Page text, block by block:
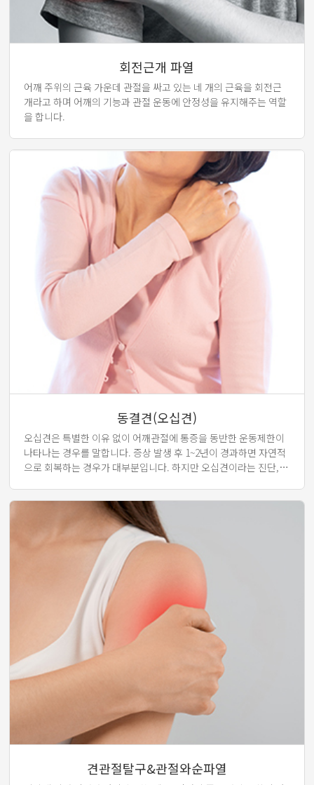
회전근개 파열
어깨 주위의 근육 가운데 관절을 싸고 있는 네 개의 근육을 회전근
개라고 하며 어깨의 기능과 관절 운동에 안정성을 유지해주는 역할
을 합니다.
동결견(오십견)
오십견은 특별한 이유 없이 어깨관절에 통증을 동반한 운동제한이
나타나는 경우를 말합니다. 증상 발생 후 1~2년이 경과하면 자연적
으로 회복하는 경우가 대부분입니다. 하지만 오십견이라는 진단,
한 진단이 필요합니다.
견관절탈구&관절와순파열